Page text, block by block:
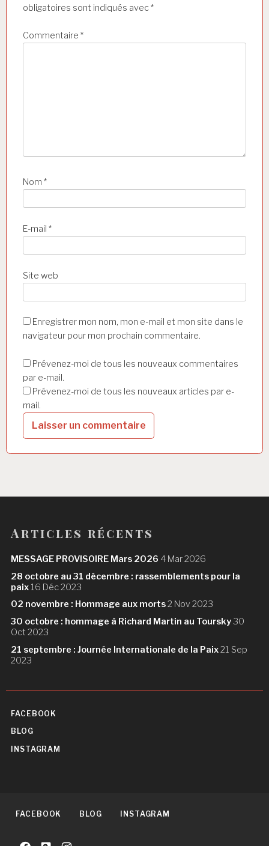
obligatoires sont indiqués avec*
Commentaire *
Nom *
E-mail *
Site web
Enregistrer mon nom, mon e-mail et mon site dans le
navigateur pour mon prochain commentaire.
Prévenez-moi de tous les nouveaux commentaires
par e-mail.
Prévenez-moi de tous les nouveaux articles par e-
mail.
Articles récents
MESSAGE PROVISOIRE Mars 2026 4 Mar 2026
28 octobre au 31 décembre : rassemblements pour la
paix 16 Déc 2023
02 novembre : Hommage aux morts2 Nov 2023
30 octobre : hommage à Richard Martin au Toursky30
Oct 2023
21 septembre : Journée Internationale de la Paix21 Sep
2023
FACEBOOK
BLOG
INSTAGRAM
FACEBOOK BLOG INSTAGRAM